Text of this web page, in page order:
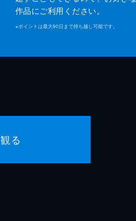
作品にご利用ください。
※ポイントは最大90日まで持ち越し可能です。
る